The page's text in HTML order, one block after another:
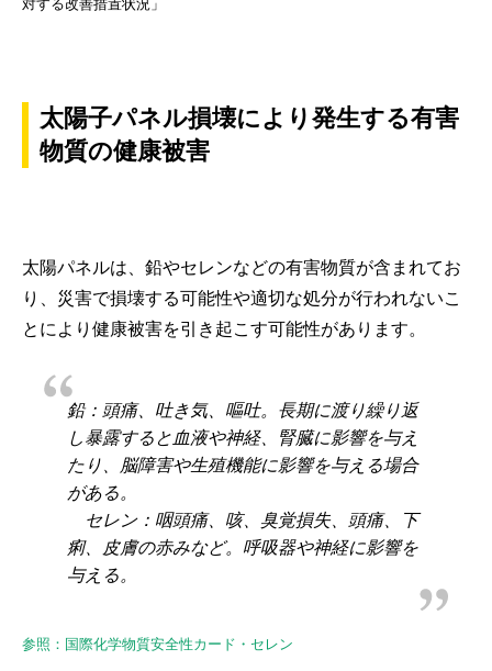
対する改善措置状況」
太陽子パネル損壊により発生する有害
物質の健康被害
太陽パネルは、鉛やセレンなどの有害物質が含まれてお
り、災害で損壊する可能性や適切な処分が行われないこ
とにより健康被害を引き起こす可能性があります。
鉛：頭痛、吐き気、嘔吐。長期に渡り繰り返
し暴露すると血液や神経、腎臓に影響を与え
たり、脳障害や生殖機能に影響を与える場合
がある。
セレン：咽頭痛、咳、臭覚損失、頭痛、下
痢、皮膚の赤みなど。呼吸器や神経に影響を
与える。
参照：国際化学物質安全性カード・セレン